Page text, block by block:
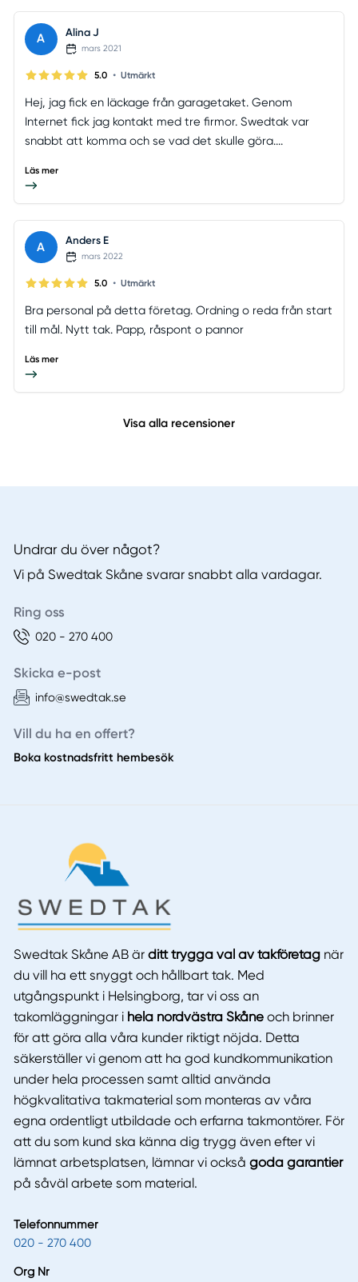
A Alina J
mars 2021
5.0 • Utmärkt
Hej, jag fick en läckage från garagetaket. Genom
Internet fick jag kontakt med tre firmor. Swedtak var
snabbt att komma och se vad det skulle göra....
Läs mer
A Anders E
mars 2022
5.0 • Utmärkt
Bra personal på detta företag. Ordning o reda från start
till mål. Nytt tak. Papp, råspont o pannor
Läs mer
Visa alla recensioner
Undrar du över något?
Vi på Swedtak Skåne svarar snabbt alla vardagar.
Ring oss
020 - 270 400
Skicka e-post
info@swedtak.se
Vill du ha en offert?
Boka kostnadsfritt hembesök
Swedtak Skåne AB är ditt trygga val av takföretagnär
du vill ha ett snyggt och hållbart tak. Med
utgångspunkt i Helsingborg, tar vi oss an
takomläggningar i hela nordvästra Skåneoch brinner
för att göra alla våra kunder riktigt nöjda. Detta
säkerställer vi genom att ha god kundkommunikation
under hela processen samt alltid använda
högkvalitativa takmaterial som monteras av våra
egna ordentligt utbildade och erfarna takmontörer. För
att du som kund ska känna dig trygg även efter vi
lämnat arbetsplatsen, lämnar vi också goda garantier
på såväl arbete som material.
Telefonnummer
020 - 270 400
Org Nr